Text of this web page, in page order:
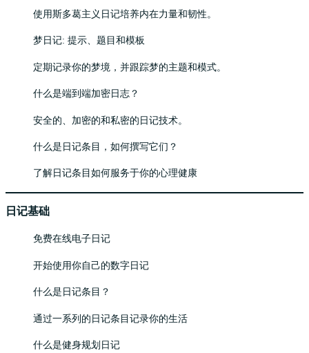
使用斯多葛主义日记培养内在力量和韧性。
梦日记: 提示、题目和模板
定期记录你的梦境，并跟踪梦的主题和模式。
什么是端到端加密日志？
安全的、加密的和私密的日记技术。
什么是日记条目，如何撰写它们？
了解日记条目如何服务于你的心理健康
日记基础
免费在线电子日记
开始使用你自己的数字日记
什么是日记条目？
通过一系列的日记条目记录你的生活
什么是健身规划日记